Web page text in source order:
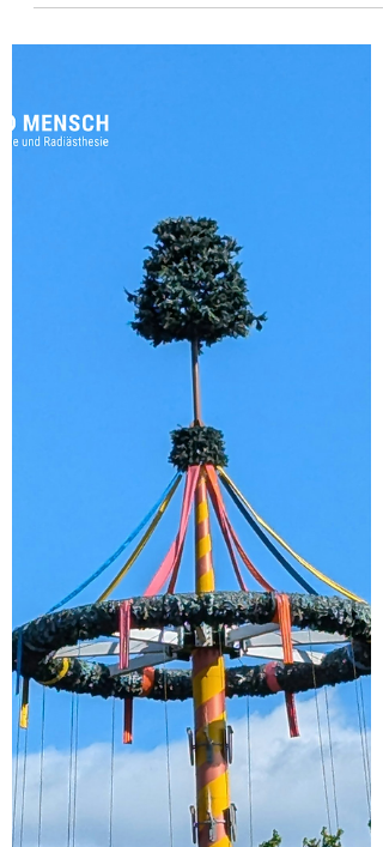
wird in der Radiästhesie unter dem Begriff
„Wasserader“ zusammengefasst.
Ströme beschrieben werden